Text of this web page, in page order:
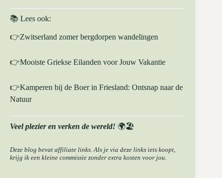
📚 Lees ook:
👉Zwitserland zomer bergdorpen wandelingen
👉Mooiste Griekse Eilanden voor Jouw Vakantie
👉Kamperen bij de Boer in Friesland: Ontsnap naar de
Natuur
Veel plezier en verken de wereld! 🌍🏖️
Deze blog bevat affiliate links. Als je via deze links iets koopt,
krijg ik een kleine commissie zonder extra kosten voor jou.